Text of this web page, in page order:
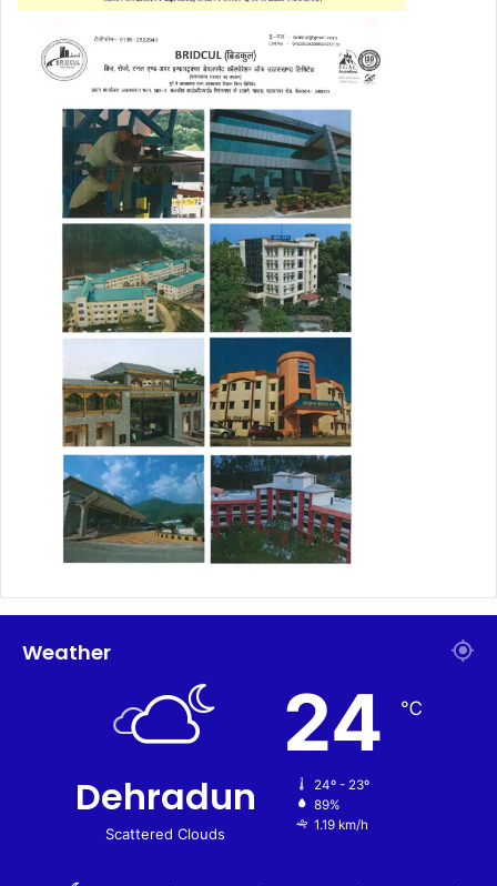
Weather
Dehradun
Scattered Clouds
24 ℃
24º - 23º
89%
1.19 km/h